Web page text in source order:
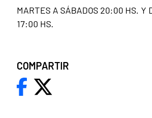
MARTES A SÁBADOS 20:00 HS. Y
17:00 HS.
COMPARTIR